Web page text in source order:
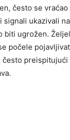
često se
signali ukazivali
biti ugrožen.
počele
često